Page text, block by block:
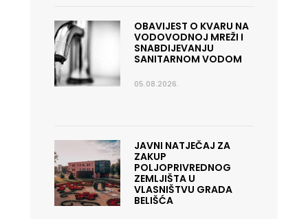
OBAVIJEST O KVARU NA
VODOVODNOJ MREŽI I
SNABDIJEVANJU
SANITARNOM VODOM
05.08.2026.
JAVNI NATJEČAJ ZA
ZAKUP
POLJOPRIVREDNOG
ZEMLJIŠTA U
VLASNIŠTVU GRADA
BELIŠĆA